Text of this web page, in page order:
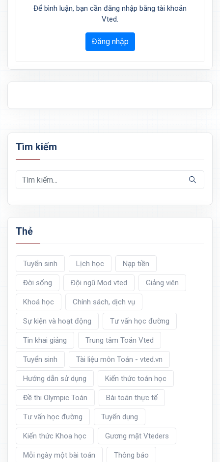
Để bình luận, bạn cần đăng nhập bằng tài khoản
Vted.
Đăng nhập
Tìm kiếm
Thẻ
Tuyển sinh Lịch học Nạp tiền
Đời sống Đội ngũ Mod vted Giảng viên
Khoá học Chính sách, dịch vụ
Sự kiện và hoạt động Tư vấn học đường
Tin khai giảng Trung tâm Toán Vted
Tuyển sinh Tài liệu môn Toán - vted.vn
Hướng dẫn sử dụng Kiến thức toán học
Đề thi Olympic Toán Bài toán thực tế
Tư vấn học đường Tuyển dụng
Kiến thức Khoa học Gương mặt Vteders
Mỗi ngày một bài toán Thông báo